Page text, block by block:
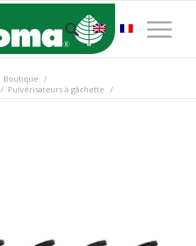
Boutique /
/ Pulvérisateurs à gâchette /